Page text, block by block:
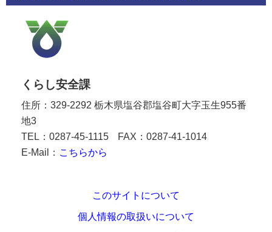
くらし安全課
住所：329-2292 栃木県塩谷郡塩谷町大字玉生955番
地3
TEL：0287-45-1115
FAX：0287-41-1014
E-Mail： こちらから
このサイトについて
個人情報の取扱いについて